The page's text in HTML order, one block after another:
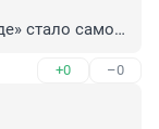
стало самой
+0 –0